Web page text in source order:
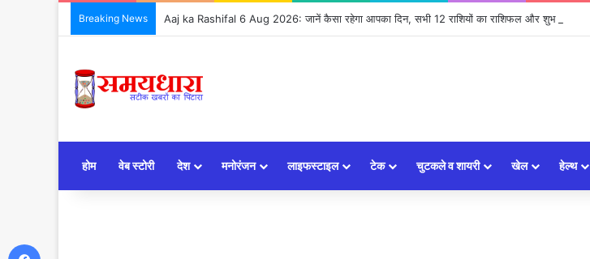
Breaking News Aaj ka Rashifal 6 Aug 2026: जानें कैसा रहेगा आपका दिन, सभी 12 राशियों का राशिफल और शुभ उपाय ⭐
होम वेब स्टोरी देश मनोरंजन लाइफस्टाइल टेक चुटकले व शायरी खेल हेल्थ